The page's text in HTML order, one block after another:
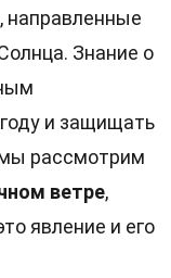
направленные
Знание о
и защищать
мы рассмотрим
ветре,
явление и его